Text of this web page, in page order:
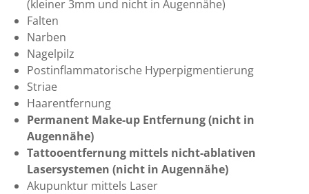
(kleiner 3mm und nicht in Augennähe)
Falten
Narben
Nagelpilz
Postinflammatorische Hyperpigmentierung
Striae
Haarentfernung
Permanent Make-up Entfernung (nicht in
Augennähe)
Tattooentfernung mittels nicht-ablativen
Lasersystemen (nicht in Augennähe)
Akupunktur mittels Laser